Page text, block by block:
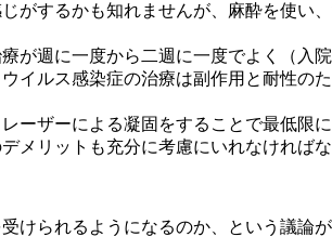
がするかも知れませんが、麻酔を使い
週に一度から二週に一度でよく（入
イルス感染症の治療は副作用と耐性の
ザーによる凝固をすることで最低限
メリットも充分に考慮にいれなければな
られるようになるのか、という議論が